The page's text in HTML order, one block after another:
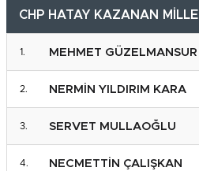
CHP HATAY KAZANAN
MEHMET GÜZELMANSUR
NERMİN YILDIRIM KARA
SERVET MULLAOĞLU
NECMETTİN ÇALIŞKAN